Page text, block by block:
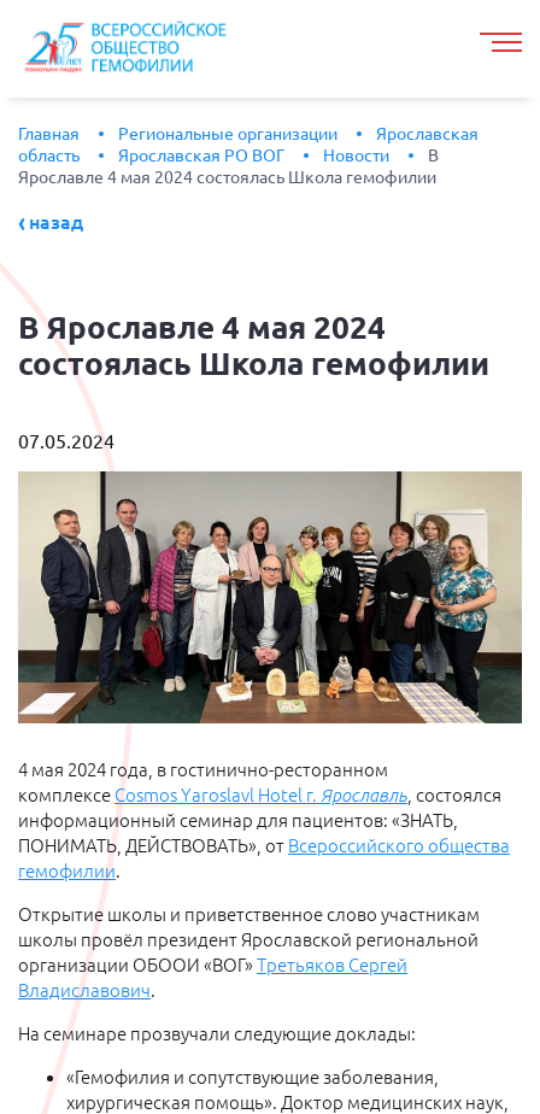
Главная Региональные организации
Ярославская
область
Ярославская РО ВОГ Новости
В
Ярославле 4 мая 2024 состоялась Школа гемофилии
назад
В Ярославле 4 мая 2024
состоялась Школа гемофилии
07.05.2024
4 мая 2024 года, в гостинично-ресторанном
комплексе Cosmos Yaroslavl Hotel г. Ярославль , состоялся
информационный семинар для пациентов: «ЗНАТЬ,
ПОНИМАТЬ, ДЕЙСТВОВАТЬ», от Всероссийского общества
гемофилии.
Открытие школы и приветственное слово участникам
школы провёл президент Ярославской региональной
организации ОБООИ «ВОГ» Третьяков Сергей
Владиславович.
На семинаре прозвучали следующие доклады:
«Гемофилия и сопутствующие заболевания,
хирургическая помощь». Доктор медицинских наук,